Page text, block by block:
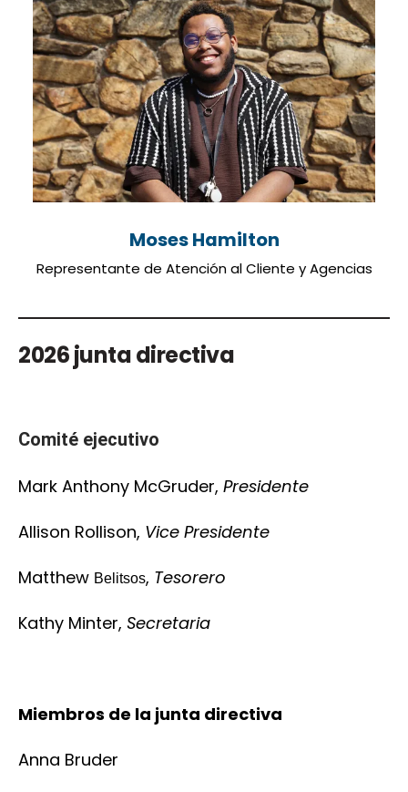
Moses Hamilton
Representante de Atención al Cliente y Agencias
2026 junta directiva
Comité ejecutivo
Mark Anthony McGruder, Presidente
Allison Rollison, Vice Presidente
Matthew Belitsos, Tesorero
Kathy Minter, Secretaria
Miembros de la junta directiva
Anna Bruder